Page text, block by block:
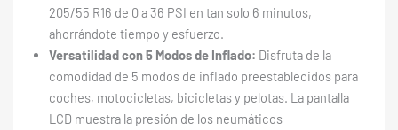
205/55 R16 de 0 a 36 PSI en tan solo 6 minutos,
ahorrándote tiempo y esfuerzo.
Versatilidad con 5 Modos de Inflado: Disfruta de la
comodidad de 5 modos de inflado preestablecidos para
coches, motocicletas, bicicletas y pelotas. La pantalla
LCD muestra la presión de los neumáticos